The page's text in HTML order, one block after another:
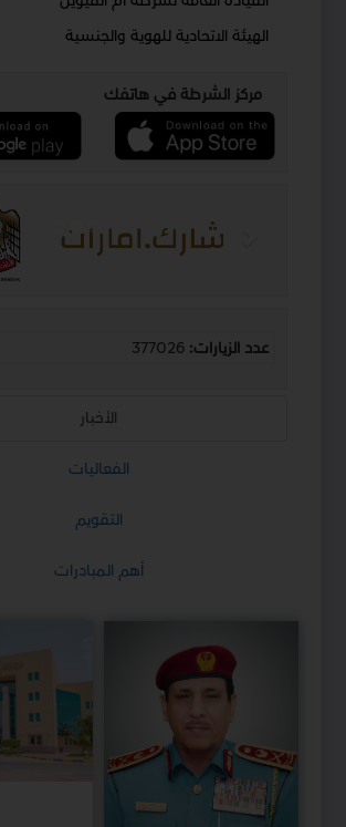
الهيئة الاتحادية للهوية والجنسية
مركز الشرطة في هاتفك
عدد الزيارات:377026
الأخبار
الفعاليات
التقويم
أهم المبادرات